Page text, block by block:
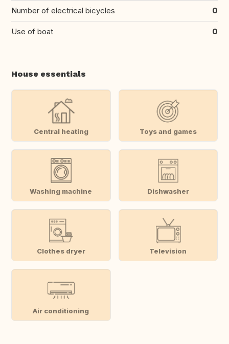
Number of electrical bicycles 0
Use of boat 0
House essentials
Central heating Toys and games
Washing machine Dishwasher
Clothes dryer Television
Air conditioning